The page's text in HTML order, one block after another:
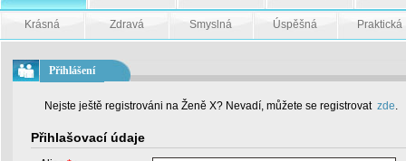
Krásná Zdravá Smyslná Úspěšná Praktická
Přihlášení
Nejste ještě registrováni na Ženě X? Nevadí, můžete se registrovat zde.
Přihlašovací údaje